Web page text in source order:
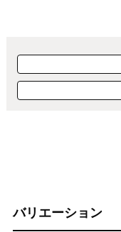
バリエーション